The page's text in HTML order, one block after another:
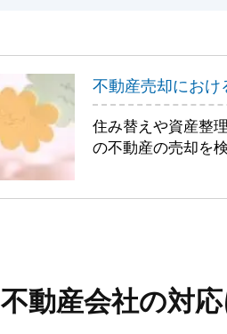
不動産売却におけ
住み替えや資産整
の不動産の売却
不動産会社の対